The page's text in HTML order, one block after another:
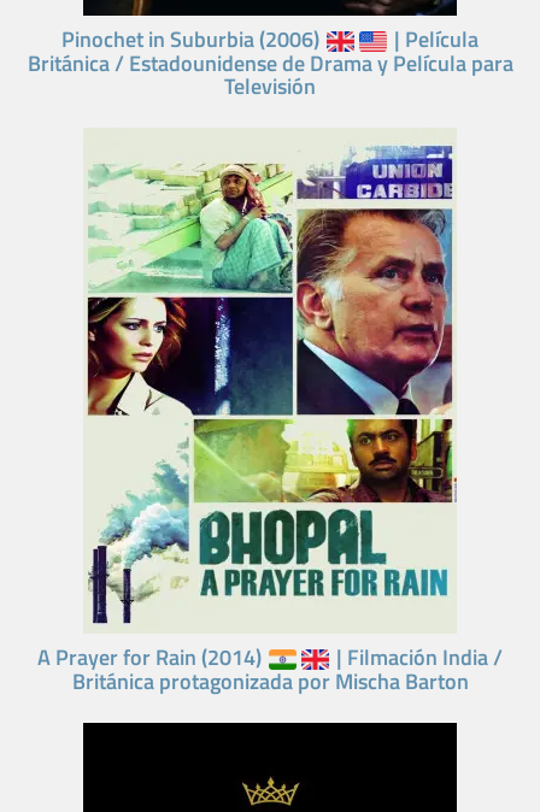
Pinochet in Suburbia (2006) | Película
Británica / Estadounidense de Drama y Película para
Televisión
A Prayer for Rain (2014) | Filmación India /
Británica protagonizada por Mischa Barton